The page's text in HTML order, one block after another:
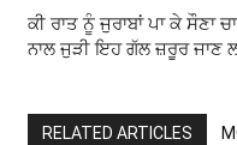
ਕੀ ਰਾਤ ਨੂੰ ਜੁਰਾਬਾਂ ਪਾ ਕੇ ਸੌਣਾ
ਨਾਲ ਜੁੜੀ ਇਹ ਗੱਲ ਜ਼ਰੂਰ ਜਾਣ
RELATED ARTICLES